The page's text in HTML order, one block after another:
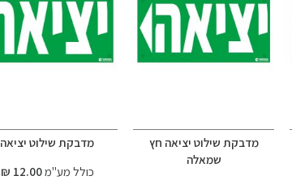
מדבקת שילוט יציאה חץ
שמאלה
מדבקת שילוט יציאה
כולל מע"מ12.00 ₪